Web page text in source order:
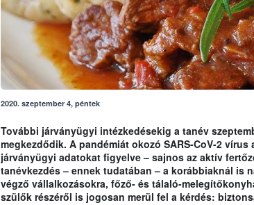
2020. szeptember 4, péntek
További járványügyi intézkedésekig a tanév
megkezdődik. A pandémiát okozó SARS-CoV-2
járványügyi adatokat figyelve – sajnos az aktív
tanévkezdés – ennek tudatában – a korábbiaknál is
végző vállalkozásokra, főző- és tálaló-
szülők részéről is jogosan merül fel a kérdés: